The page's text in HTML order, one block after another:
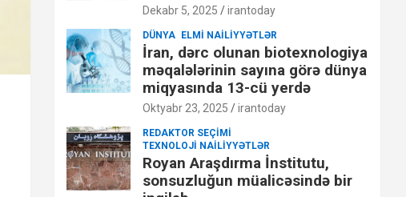
Dekabr 5, 2025 irantoday
DÜNYA ELMI NAILIYYƏTLƏR
İran, dərc olunan biotexnologiya
məqalələrinin sayına görə dünya
miqyasında 13-cü yerdə
Oktyabr 23, 2025 irantoday
REDAKTOR SEÇIMI
TEXNOLOJI NAILIYYƏTLƏR
Royan Araşdırma İnstitutu,
sonsuzluğun müalicəsində bir